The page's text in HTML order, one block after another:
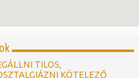
TILOS,
KÖTELEZŐ